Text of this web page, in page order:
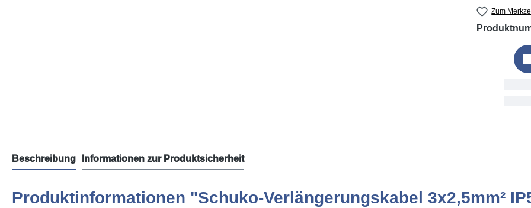
Zum
Beschreibung Informationen zur Produktsicherheit
Produktinformationen "Schuko-Verlängerungskabel 3x2,5mm²